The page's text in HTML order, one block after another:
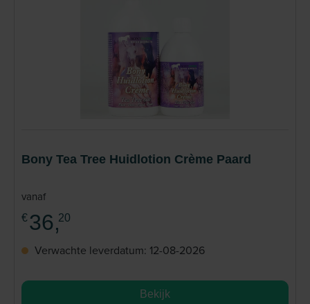
Bony Tea Tree Huidlotion Crème Paard
vanaf
€ 36,20
Verwachte leverdatum: 12-08-2026
Bekijk